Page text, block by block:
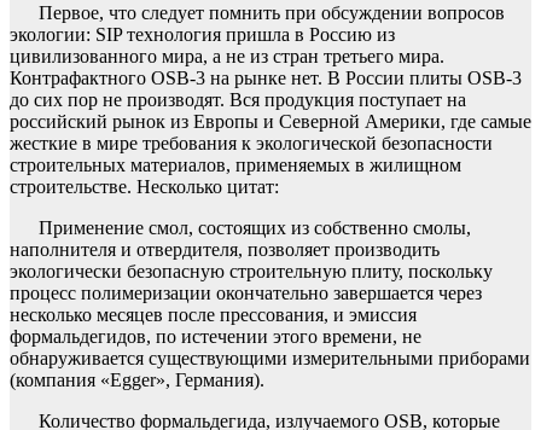
Первое, что следует помнить при обсуждении вопросов
экологии: SIP технология пришла в Россию из
цивилизованного мира, а не из стран третьего мира.
Контрафактного OSB-3 на рынке нет. В России плиты OSB-3
до сих пор не производят. Вся продукция поступает на
российский рынок из Европы и Северной Америки, где самые
жесткие в мире требования к экологической безопасности
строительных материалов, применяемых в жилищном
строительстве. Несколько цитат:
Применение смол, состоящих из собственно смолы,
наполнителя и отвердителя, позволяет производить
экологически безопасную строительную плиту, поскольку
процесс полимеризации окончательно завершается через
несколько месяцев после прессования, и эмиссия
формальдегидов, по истечении этого времени, не
обнаруживается существующими измерительными приборами
(компания «Egger», Германия).
Количество формальдегида, излучаемого OSB, которые